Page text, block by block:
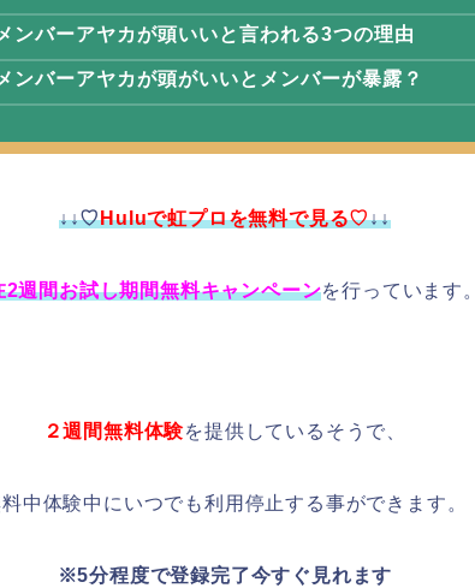
ンバーアヤカが頭いいと言われる3つの理由
ンバーアヤカが頭がいいとメンバーが暴露？
↓↓♡Huluで虹プロを無料で見る♡↓↓
2週間お試し期間無料キャンペーンを行っています。
２週間無料体験を提供しているそうで、
中体験中にいつでも利用停止する事ができます。
※5分程度で登録完了今すぐ見れます